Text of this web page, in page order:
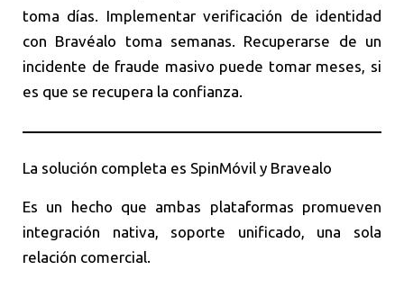
toma días. Implementar verificación de identidad
con Bravéalo toma semanas. Recuperarse de un
incidente de fraude masivo puede tomar meses, si
es que se recupera la confianza.
La solución completa es SpinMóvil y Bravealo
Es un hecho que ambas plataformas promueven
integración nativa, soporte unificado, una sola
relación comercial.